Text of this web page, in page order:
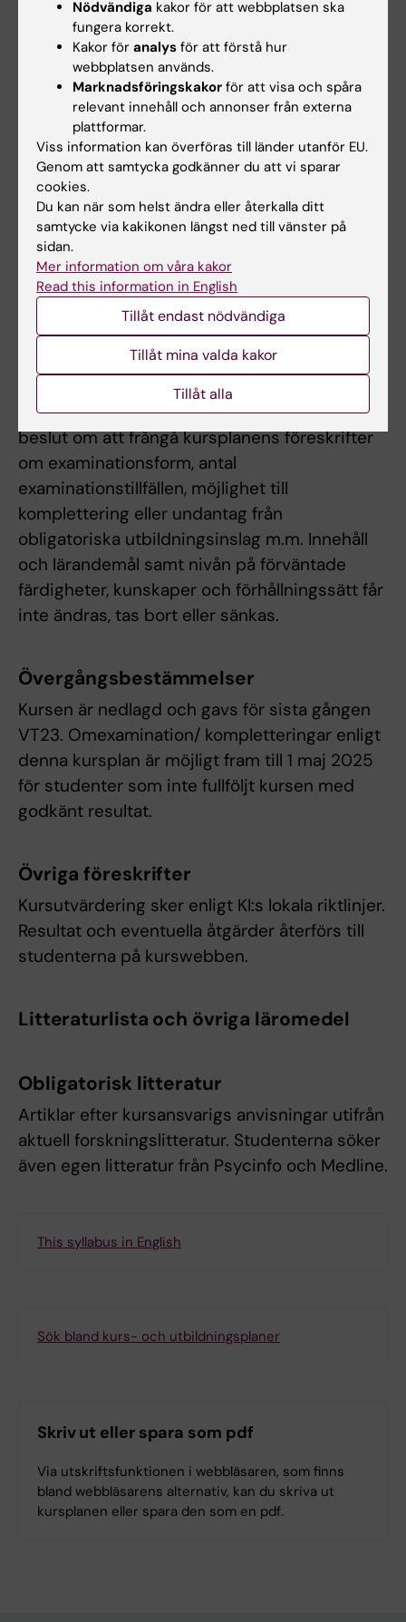
innan seminariet) eller godkänd
kompletteringsuppgift vid frånvaro från
seminarium, ges betyget U eller G
b) två skriftliga inlämningsuppgifter, ges
vardera betyget U eller G
c) en muntlig presentation (kan ej ersättas
med skriftlig uppgift), ges betyget U eller G
På kursen ges något av betygen U eller G. För
betyget G på hel kurs krävs G på samtliga
examinationsuppgifter.
Möjlighet till undantag från kursplanens
föreskrifter om examination
Om det föreligger särskilda skäl, eller behov av
anpassning för student med
funktionsnedsättning, får examinator fatta
beslut om att frångå kursplanens föreskrifter
om examinationsform, antal
examinationstillfällen, möjlighet till
komplettering eller undantag från
obligatoriska utbildningsinslag m.m. Innehåll
och lärandemål samt nivån på förväntade
färdigheter, kunskaper och förhållningssätt får
inte ändras, tas bort eller sänkas.
Övergångsbestämmelser
Kursen är nedlagd och gavs för sista gången
VT23. Omexamination/ kompletteringar enligt
denna kursplan är möjligt fram till 1 maj 2025
för studenter som inte fullföljt kursen med
godkänt resultat.
Övriga föreskrifter
Kursutvärdering sker enligt KI:s lokala riktlinjer.
Resultat och eventuella åtgärder återförs till
studenterna på kurswebben.
Litteraturlista och övriga läromedel
Obligatorisk litteratur
Artiklar efter kursansvarigs anvisningar utifrån
aktuell forskningslitteratur. Studenterna söker
även egen litteratur från Psycinfo och Medline.
This syllabus in English
Sök bland kurs- och utbildningsplaner
Skriv ut eller spara som pdf
Via utskriftsfunktionen i webbläsaren, som finns
bland webbläsarens alternativ, kan du skriva ut
kursplanen eller spara den som en pdf.
Nödvändiga kakor för att webbplatsen ska
fungera korrekt.
Kakor för analys för att förstå hur
webbplatsen används.
Marknadsföringskakor för att visa och spåra
relevant innehåll och annonser från externa
plattformar.
Viss information kan överföras till länder utanför EU.
Genom att samtycka godkänner du att vi sparar
cookies.
Du kan när som helst ändra eller återkalla ditt
samtycke via kakikonen längst ned till vänster på
sidan.
Mer information om våra kakor
Read this information in English
Tillåt endast nödvändiga
Tillåt mina valda kakor
Tillåt alla